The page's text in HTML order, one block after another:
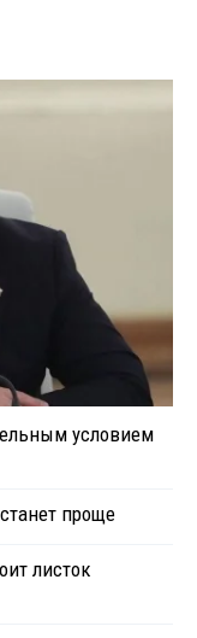
условием
проще
листок